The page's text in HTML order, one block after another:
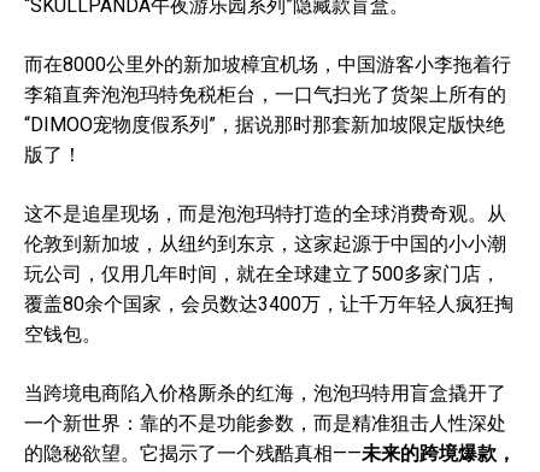
“SKULLPANDA午夜游乐园系列”隐藏款盲盒。
而在8000公里外的新加坡樟宜机场，中国游客小李拖着行
李箱直奔泡泡玛特免税柜台，一口气扫光了货架上所有的
“DIMOO宠物度假系列”，据说那时那套新加坡限定版快绝
版了！
这不是追星现场，而是泡泡玛特打造的全球消费奇观。从
伦敦到新加坡，从纽约到东京，这家起源于中国的小小潮
玩公司，仅用几年时间，就在全球建立了500多家门店，
覆盖80余个国家，会员数达3400万，让千万年轻人疯狂掏
空钱包。
当跨境电商陷入价格厮杀的红海，泡泡玛特用盲盒撬开了
一个新世界：靠的不是功能参数，而是精准狙击人性深处
的隐秘欲望。它揭示了一个残酷真相——未来的跨境爆款，